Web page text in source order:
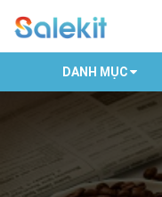
DANH MỤC